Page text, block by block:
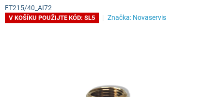
FT215/40_AI72
V KOŠÍKU POUŽIJTE KÓD: SL5 Značka: Novaservis